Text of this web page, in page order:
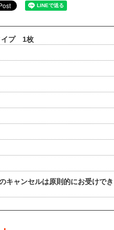
イプ 1枚
キャンセルは原則的にお受けで